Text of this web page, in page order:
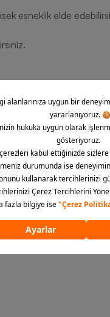
esneklik elde
bir üretim
Altı yüksek
Puma erkek giyim